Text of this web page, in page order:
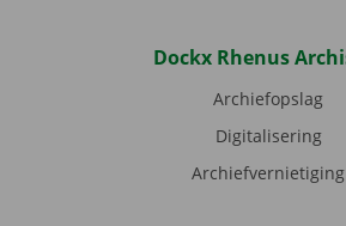
Dockx Rhenus
Archiefopslag
Digitalisering
Archiefvernietiging